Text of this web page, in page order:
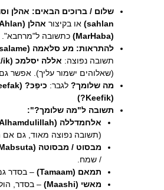
שלום / ברוכים הבאים:
sahlan) או בקיצור אהלן (Ahlan)
(MarHaba)
כתשובה ל"מרחבא".
להתראות: מע סלאמה (Ma'a salame)
תשובה נפוצה: אללה יסלמכ (Allah yisalmak/ik)
(שאלוהים ישמור עליך). אפשר
מה שלומך?לגבר: כיפַכּ? (Keefak?)
(Keefik?)
תשובה ל"מה שלומך?":
אלחמדללה (Alhamdulillah)
(תשובה נפוצה מאוד, גם
מבסוט / מבסוטה (Mabsut / Mabsuta)
/ שמח.
תמאם (Tamaam)
– בסדר
מאשי (Maashi)
– בסדר,